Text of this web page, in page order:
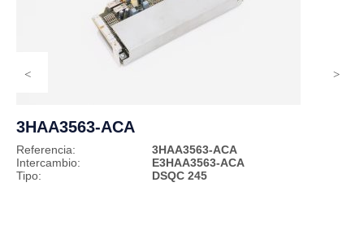
3HAA3563-ACA
Referencia:
3HAA3563-ACA
Intercambio:
E3HAA3563-ACA
Tipo:
DSQC 245